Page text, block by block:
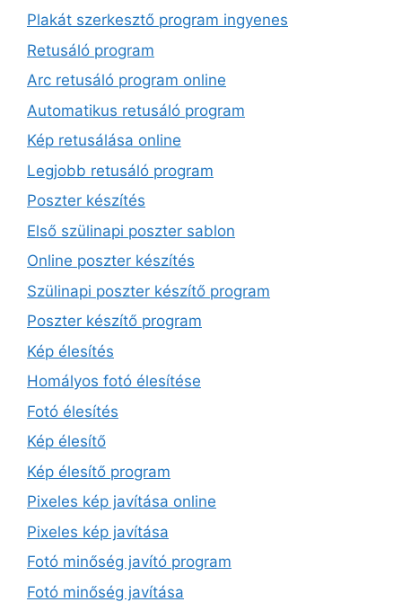
Plakát szerkesztő program ingyenes
Retusáló program
Arc retusáló program online
Automatikus retusáló program
Kép retusálása online
Legjobb retusáló program
Poszter készítés
Első szülinapi poszter sablon
Online poszter készítés
Szülinapi poszter készítő program
Poszter készítő program
Kép élesítés
Homályos fotó élesítése
Fotó élesítés
Kép élesítő
Kép élesítő program
Pixeles kép javítása online
Pixeles kép javítása
Fotó minőség javító program
Fotó minőség javítása